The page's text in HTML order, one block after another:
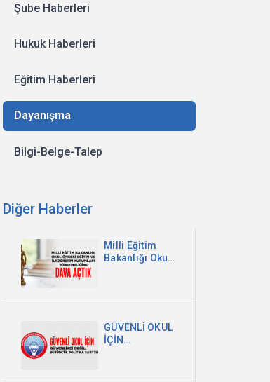
Şube Haberleri
Hukuk Haberleri
Eğitim Haberleri
Dayanışma
Bilgi-Belge-Talep
Diğer Haberler
Milli Eğitim
Bakanlığı Okul
Dava Açtık
GÜVENLİ OKUL
İÇİN